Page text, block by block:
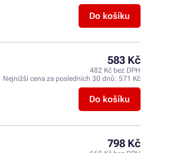
Do košíku
583 Kč
482 Kč bez DPH
Nejnižší cena za posledních 30 dnů: 571 Kč
Do košíku
798 Kč